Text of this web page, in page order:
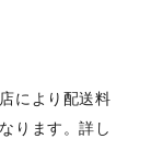
により配送料
ります。詳し